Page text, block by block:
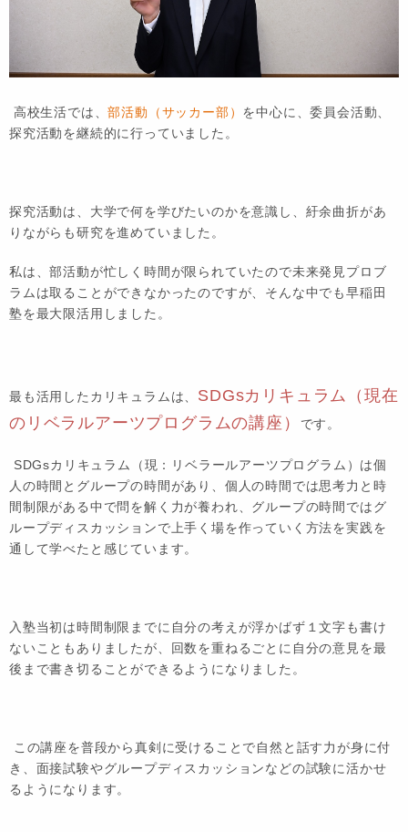
高校生活では、部活動（サッカー部） を中心に、委員会活動、
探究活動を継続的に行っていました。
探究活動は、大学で何を学びたいのかを意識し、紆余曲折があ
りながらも研究を進めていました。
私は、部活動が忙しく時間が限られていたので未来発見プロブ
ラムは取ることができなかったのですが、そんな中でも早稲田
塾を最大限活用しました。
最も活用したカリキュラムは、 SDGsカリキュラム（現在
のリベラルアーツプログラムの講座）
です。
SDGsカリキュラム（現：リベラールアーツプログラム）は個
人の時間とグループの時間があり、個人の時間では思考力と時
間制限がある中で問を解く力が養われ、グループの時間ではグ
ループディスカッションで上手く場を作っていく方法を実践を
通して学べたと感じています。
入塾当初は時間制限までに自分の考えが浮かばず１文字も書け
ないこともありましたが、回数を重ねるごとに自分の意見を最
後まで書き切ることができるようになりました。
この講座を普段から真剣に受けることで自然と話す力が身に付
き、面接試験やグループディスカッションなどの試験に活かせ
るようになります。